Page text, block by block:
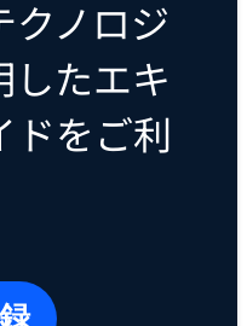
クノロジ
したエキ
をご利